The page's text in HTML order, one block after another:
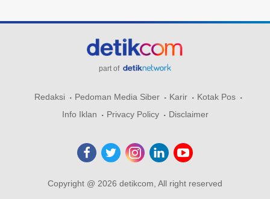
part of
Redaksi Pedoman Media Siber Karir
Kotak Pos
Info Iklan
Privacy Policy Disclaimer
Copyright @ 2026 detikcom, All right reserved